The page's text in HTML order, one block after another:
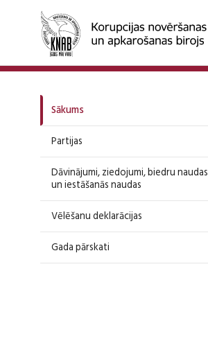
Sākums
Partijas
Dāvinājumi, ziedojumi, biedru naudas
un iestāšanās naudas
Vēlēšanu deklarācijas
Gada pārskati